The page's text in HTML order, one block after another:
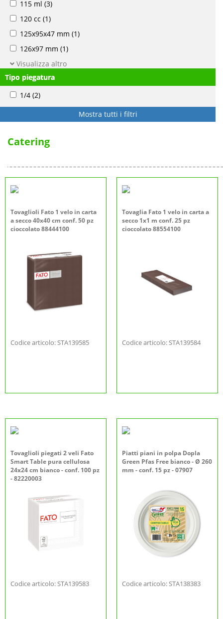
115 ml (3)
120 cc (1)
125x95x47 mm (1)
126x97 mm (1)
Visualizza altro
Tipo piegatura
1/4 (2)
Mostra tutti i filtri
Catering
Tovaglioli Fato 1 velo in carta
a secco 40x40 cm conf. 50 pz
cioccolato 88444100
Codice articolo: STA139585
Tovaglia Fato 1 velo in carta a
secco 1x1 m conf. 25 pz
cioccolato 88554100
Codice articolo: STA139584
Tovaglioli piegati 2 veli Fato
Smart Table pura cellulosa
24x24 cm bianco - conf. 100 pz
- 82220003
Codice articolo: STA139583
Piatti piani in polpa Dopla
Green Pfas Free bianco - Ø 260
mm - conf. 15 pz - 07907
Codice articolo: STA138383